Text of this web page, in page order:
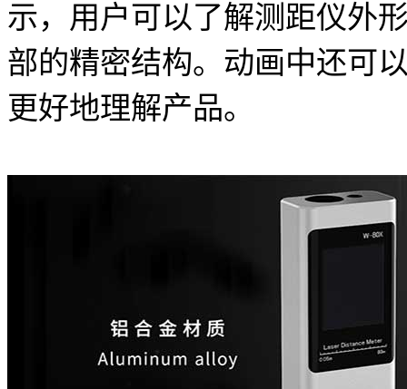
示，用户可以了解测距仪外
部的精密结构。动画中还可
更好地理解产品。